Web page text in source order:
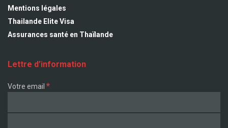
Mentions légales
Thailande Elite Visa
Assurances santé en Thaïlande
Lettre d’information
Votre email *